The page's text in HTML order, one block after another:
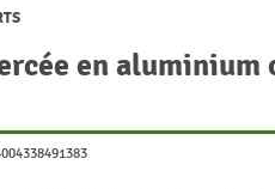
en aluminium